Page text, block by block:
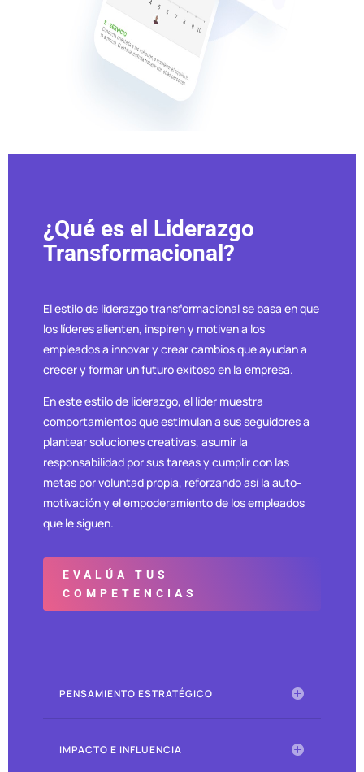
¿Qué es el Liderazgo
Transformacional?
El estilo de liderazgo transformacional se basa en que
los líderes alienten, inspiren y motiven a los
empleados a innovar y crear cambios que ayudan a
crecer y formar un futuro exitoso en la empresa.
En este estilo de liderazgo, el líder muestra
comportamientos que estimulan a sus seguidores a
plantear soluciones creativas, asumir la
responsabilidad por sus tareas y cumplir con las
metas por voluntad propia, reforzando así la auto-
motivación y el empoderamiento de los empleados
que le siguen.
EVALÚA TUS
COMPETENCIAS
PENSAMIENTO ESTRATÉGICO
IMPACTO E INFLUENCIA